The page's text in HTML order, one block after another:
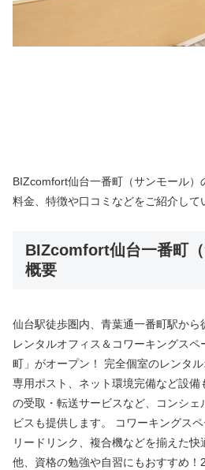
BIZcomfort仙台一番町（サンモール
料金、特徴や口コミなどをご紹介して
BIZcomfort仙台一番町
概要
仙台駅徒歩圏内、青葉通一番町駅から
レンタルオフィス＆コワーキングス
町」がオープン！ 完全個室のレンタル
専用ポスト、ネット環境完備など設備
の受取・転送サービスなど、コンシェ
ビスも提供します。 コワーキングス
リードリンク、複合機などを揃えた
他、資格の勉強や自習にもおすすめ